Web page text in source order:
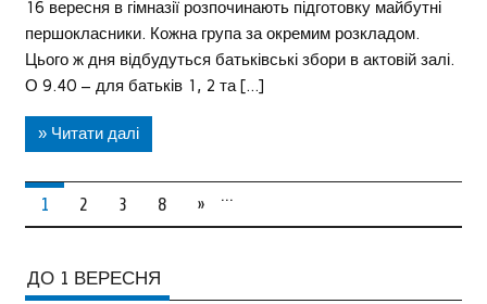
16 вересня в гімназії розпочинають підготовку майбутні
першокласники. Кожна група за окремим розкладом.
Цього ж дня відбудуться батьківські збори в актовій залі.
О 9.40 – для батьків 1, 2 та […]
» Читати далі
1 2 3 …
8 »
ДО 1 ВЕРЕСНЯ